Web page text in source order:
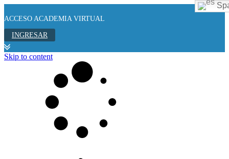
ACCESO ACADEMIA VIRTUAL
INGRESAR
Skip to content